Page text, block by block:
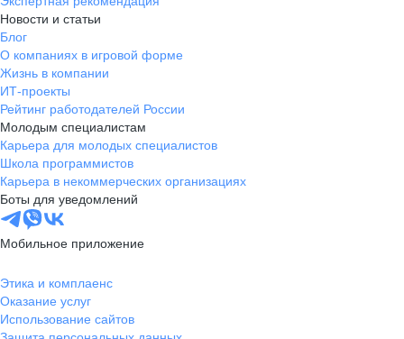
Новости и статьи
Блог
О компаниях в игровой форме
Жизнь в компании
ИТ-проекты
Рейтинг работодателей России
Молодым специалистам
Карьера для молодых специалистов
Школа программистов
Карьера в некоммерческих организациях
Боты для уведомлений
Мобильное приложение
Этика и комплаенс
Оказание услуг
Использование сайтов